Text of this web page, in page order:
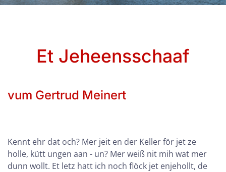
Et Jeheensschaaf
vum Gertrud Meinert
Kennt ehr dat och? Mer jeit en der Keller för jet ze
holle, kütt ungen aan - un? Mer weiß nit mih wat mer
dunn wollt. Et letz hatt ich noch flöck jet enjehollt, de